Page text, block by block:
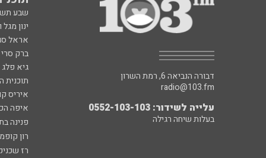
שבע
ינון
אראל
ברק
גיא פלג
תוכנית
איריס
איפה
פנינה
רון
רז
דבורה הנביאה 6, רמת השרון
radio@103.fm
עלייה לשידור: 0552-103-103
בעלות שיחה רגילה